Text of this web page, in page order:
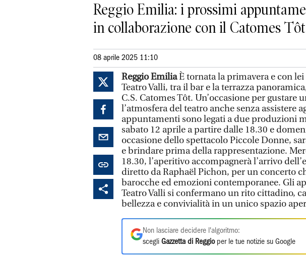
Reggio Emilia: i prossimi
in collaborazione con il Catomes Tôt
08 aprile 2025 11:10
Reggio EmiliaÈ tornata la primavera e con
Teatro Valli, tra il bar e la terrazza
C.S. Catomes Tôt. Un’occasione per gustare
l’atmosfera del teatro anche senza assistere
appuntamenti sono legati a due produzioni
sabato 12 aprile a partire dalle 18.30 e
occasione dello spettacolo Piccole Donne,
e brindare prima della rappresentazione.
18.30, l’aperitivo accompagnerà l’arrivo
diretto da Raphaël Pichon, per un concerto
barocche ed emozioni contemporanee. Gli
Teatro Valli si confermano un rito cittadino,
bellezza e convivialità in un unico spazio
Non lasciare decidere l'algoritmo:
scegli Gazzetta di Reggioper le tue notizie su Google